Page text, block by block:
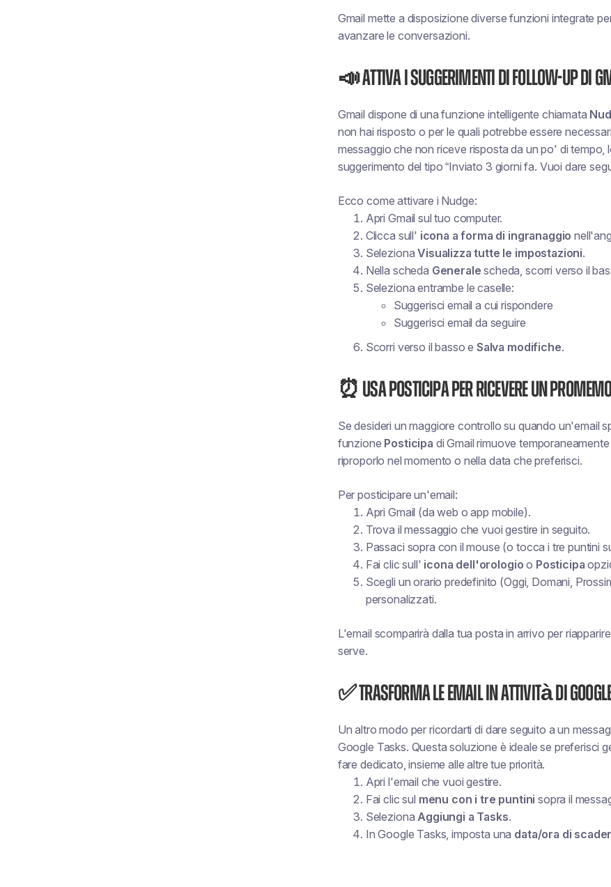
Gmail mette a disposizione diverse funzioni integrate
avanzare le conversazioni.
📣 Attiva i suggerimenti di follow-up di
Gmail dispone di una funzione intelligente chiamata
non hai risposto o per le quali potrebbe essere
messaggio che non riceve risposta da un po' di tempo,
suggerimento del tipo “Inviato 3 giorni fa. Vuoi dare
Ecco come attivare i Nudge:
Apri Gmail sul tuo computer.
Clicca sull' icona a forma di ingranaggio
SelezionaVisualizza tutte le impostazioni.
Nella scheda Generale scheda, scorri verso il
Seleziona entrambe le caselle:
Suggerisci email a cui rispondere
Suggerisci email da seguire
Scorri verso il basso e Salva modifiche.
⏰ Usa Posticipa per ricevere un
Se desideri un maggiore controllo su quando un'email
funzione Posticipa di Gmail rimuove
riproporlo nel momento o nella data che preferisci.
Per posticipare un'email:
Apri Gmail (da web o app mobile).
Trova il messaggio che vuoi gestire in seguito.
Passaci sopra con il mouse (o tocca i tre puntini
Fai clic sull' icona dell'orologio o Posticipa
Scegli un orario predefinito (Oggi, Domani,
personalizzati.
L'email scomparirà dalla tua posta in arrivo per
serve.
✅ Trasforma le email in attività di
Un altro modo per ricordarti di dare seguito a un
Google Tasks. Questa soluzione è ideale se preferisci
fare dedicato, insieme alle altre tue priorità.
Apri l'email che vuoi gestire.
Fai clic sul menu con i tre puntini sopra il
SelezionaAggiungi a Tasks.
In Google Tasks, imposta una data/ora di